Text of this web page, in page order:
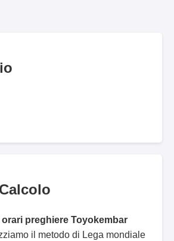
orari preghiere Toyokembar
il metodo di Lega mondiale